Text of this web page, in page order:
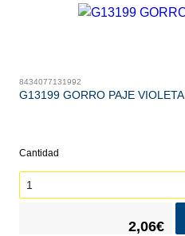
8434077131992
G13199 GORRO PAJE VIOLETA
Cantidad
2,06€